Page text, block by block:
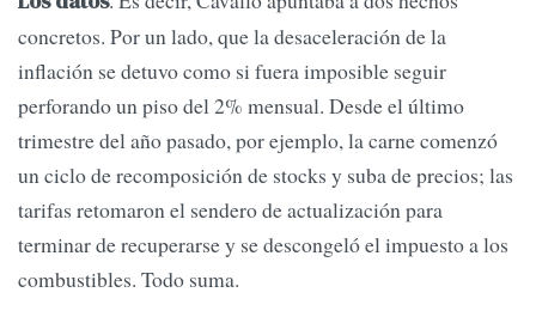
concretos. Por un lado, que la desaceleración de la
inflación se detuvo como si fuera imposible seguir
perforando un piso del 2% mensual. Desde el último
trimestre del año pasado, por ejemplo, la carne comenzó
un ciclo de recomposición de stocks y suba de precios; las
tarifas retomaron el sendero de actualización para
terminar de recuperarse y se descongeló el impuesto a los
combustibles. Todo suma.